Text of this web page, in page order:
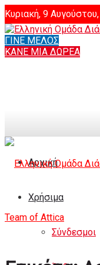
Κυριακή, 9
Login
ΓΙΝΕ ΜΕΛΟΣ
ΚΑΝΕ ΜΙΑ ΔΩΡΕΑ
Αρχική
Χρήσιμα
Σύνδεσμοι